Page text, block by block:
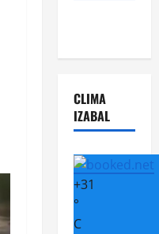
CLIMA
IZABAL
+31
°
C